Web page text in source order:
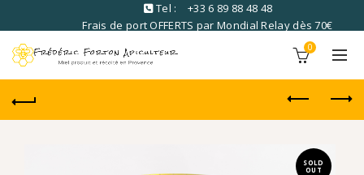
Tel :
+33 6 89 88 48 48
Frais de port OFFERTS par Mondial Relay dès 70€
0
SOLD
OUT